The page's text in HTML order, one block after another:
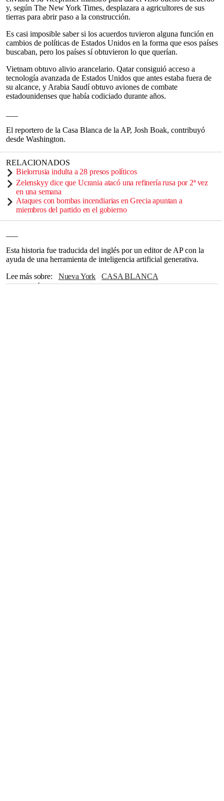
y, según The New York Times, desplazara a agricultores de sus
tierras para abrir paso a la construcción.
Es casi imposible saber si los acuerdos tuvieron alguna función en
cambios de políticas de Estados Unidos en la forma que esos países
buscaban, pero los países sí obtuvieron lo que querían.
Vietnam obtuvo alivio arancelario. Qatar consiguió acceso a
tecnología avanzada de Estados Unidos que antes estaba fuera de
su alcance, y Arabia Saudí obtuvo aviones de combate
estadounidenses que había codiciado durante años.
El reportero de la Casa Blanca de la AP, Josh Boak, contribuyó
desde Washington.
RELACIONADOS
Bielorrusia indulta a 28 presos políticos
Zelenskyy dice que Ucrania atacó una refinería rusa por 2ª vez
en una semana
Ataques con bombas incendiarias en Grecia apuntan a
miembros del partido en el gobierno
Esta historia fue traducida del inglés por un editor de AP con la
ayuda de una herramienta de inteligencia artificial generativa.
Lee más sobre
Nueva York
CASA BLANCA